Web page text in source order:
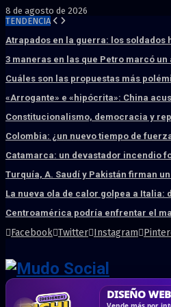
8 de agosto de 2026
TENDENCIA
Atrapados en la guerra: los soldados
3 maneras en las que Petro marcó un
Cuáles son las propuestas más
«Arrogante» e «hipócrita»: China
Constitucionalismo, democracia y
Colombia: ¿un nuevo tiempo de
Catamarca: un devastador incendio
Turquía, A. Saudí y Pakistán firman
La nueva ola de calor golpea a Italia:
Centroamérica podría enfrentar el
Facebook Twitter Instagram
HOSTING SSD
DISEÑO WEB
CRM &
CORREO